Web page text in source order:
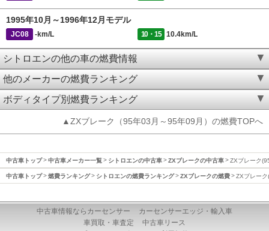
1995年10月～1996年12月モデル
JC08 -km/L 10・15 10.4km/L
シトロエンの他の車の燃費情報
他のメーカーの燃費ランキング
ボディタイプ別燃費ランキング
▲ZXブレーク（95年03月～95年09月）の燃費TOPへ
中古車トップ 中古車メーカー一覧 シトロエンの中古車 ZXブレークの中古車 ZXブレーク
中古車トップ 燃費ランキング シトロエンの燃費ランキング ZXブレークの燃費 ZXブレー
中古車情報ならカーセンサー
カーセンサーエッジ・輸入車
車買取・車査定
中古車リース